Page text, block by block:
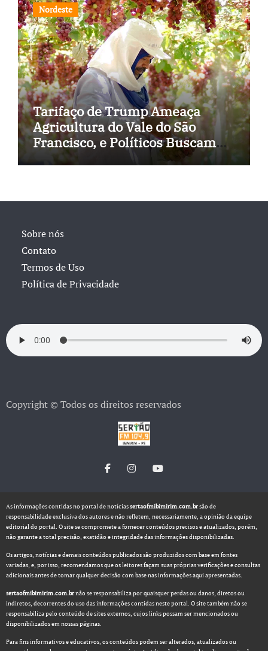
Nordeste
Tarifaço de Trump Ameaça
Agricultura do Vale do São
Francisco, e Políticos Buscam
Soluções
Sobre nós
Contato
Termos de Uso
Política de Privacidade
Copyright © Todos os direitos reservados
As informações contidas no portal de notíciassertaofmibimirim.com.brsão de
responsabilidade exclusiva dos autores e não refletem, necessariamente, a opinião da equipe
editorial do portal. O site se compromete a fornecer conteúdos precisos e atualizados, porém,
não garante a total precisão, exatidão e integridade das informações disponibilizadas.
Os artigos, notícias e demais conteúdos publicados são produzidos com base em fontes
variadas, e, por isso, recomendamos que os leitores façam suas próprias verificações e consultas
adicionais antes de tomar qualquer decisão com base nas informações aqui apresentadas.
sertaofmibimirim.com.brnão se responsabiliza por quaisquer perdas ou danos, diretos ou
indiretos, decorrentes do uso das informações contidas neste portal. O site também não se
responsabiliza pelo conteúdo de sites externos, cujos links possam ser mencionados ou
disponibilizados em nossas páginas.
Para fins informativos e educativos, os conteúdos podem ser alterados, atualizados ou